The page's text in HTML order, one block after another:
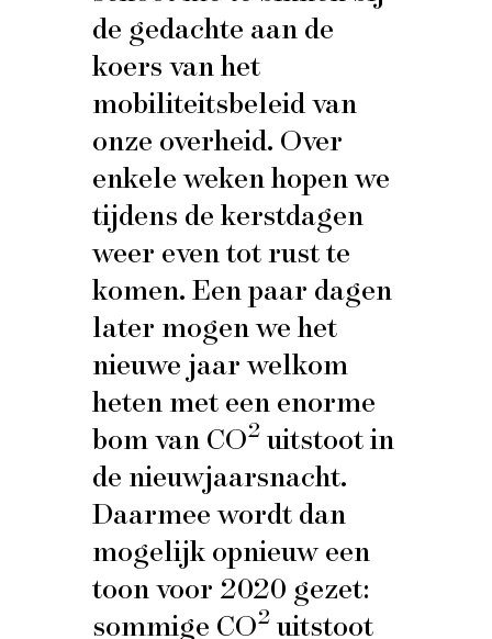
de gedachte aan de
koers van het
mobiliteitsbeleid van
onze overheid. Over
enkele weken hopen we
tijdens de kerstdagen
weer even tot rust te
komen. Een paar dagen
later mogen we het
nieuwe jaar welkom
heten met een enorme
bom van CO2 uitstoot in
de nieuwjaarsnacht.
Daarmee wordt dan
mogelijk opnieuw een
toon voor 2020 gezet:
sommige CO2 uitstoot